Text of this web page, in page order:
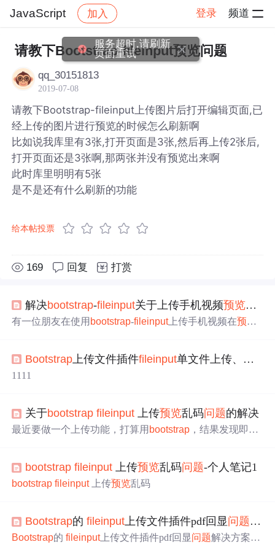
JavaScript 加入 登录 频道
社区 JavaScript 帖子详情
请教下Bootstrap-fileinput预览问题
qq_30151813
2019-07-08
请教下Bootstrap-fileinput上传图片后打开编辑页面,已
经上传的图片进行预览的时候怎么刷新啊
比如说我库里有3张,打开页面是3张,然后再上传2张后,
打开页面还是3张啊,那两张并没有预览出来啊
此时库里明明有5张
是不是还有什么刷新的功能
给本帖投票
169 回复 打赏
解决bootstrap-fileinput关于上传手机视频预览超出
有一位朋友在使用 bootstrap-fileinput上传手机视频在预览
到类似的案例，只能自己想办法来解决。 最终解决方法
是：全文搜索kv-
Bootstrap 上传文件插件fileinput单文件上传、 预览
1111
关于bootstrap fileinput 上传预览乱码问题的解决
最近要做一个上传功能，打算用 bootstrap ，结果发现即便
的相同问题 图片） 针对这个问题网上找了很多例子，几乎
都没有根本性解决 最后发现是编码的
bootstrap fileinput 上传预览乱码问题-个人笔记1
bootstrap fileinput上传预览乱码
Bootstrap的fileinput上传文件插件pdf回显问题解决
Bootstrap的fileinput上传文件插件pdf回显问题解决方案@
服务超时,请刷新
页面重试